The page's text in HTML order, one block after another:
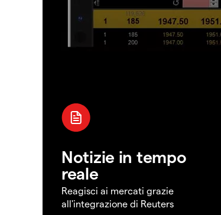
Notizie in tempo
reale
Reagisci ai mercati grazie
all'integrazione di Reuters